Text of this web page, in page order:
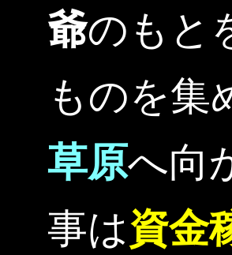
爺のもと
ものを集
草原へ向
事は資金